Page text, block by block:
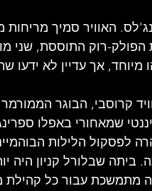
לוס אנג'לס. האוויר סמיך
רוק התוססת, שני
אך עדיין לא ידעו
קרוסבי, הבוגר
שמאחורי באפלו
לפסקול הלילות
ביתה שבלורל קניון היה
מתמשכת עבור כל קהילת